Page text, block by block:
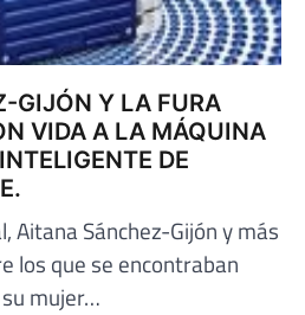
GIJÓN Y LA FURA
VIDA A LA MÁQUINA
DE
Aitana Sánchez-Gijón y más
los que se encontraban
mujer…